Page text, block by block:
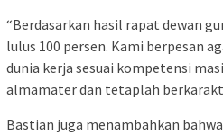
“Berdasarkan hasil rapat dewan
lulus 100 persen. Kami berpesan
dunia kerja sesuai kompetensi
almamater dan tetaplah
Bastian juga menambahkan